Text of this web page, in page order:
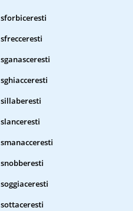
sforbiceresti
sfrecceresti
sganasceresti
sghiacceresti
sillaberesti
slanceresti
smanacceresti
snobberesti
soggiaceresti
sottaceresti